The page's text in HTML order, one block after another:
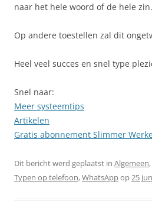
naar het hele woord of de hele zin.
Op andere toestellen zal dit
Heel veel succes en snel type
Snel naar:
Meer systeemtips
Artikelen
Gratis abonnement Slimmer
Dit bericht werd geplaatst in Algemeen,
Typen op telefoon,WhatsAppop25